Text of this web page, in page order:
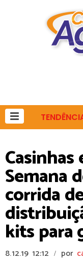
Casinhas
Semana
corrida
kits para
8.12.19 12:12 / por